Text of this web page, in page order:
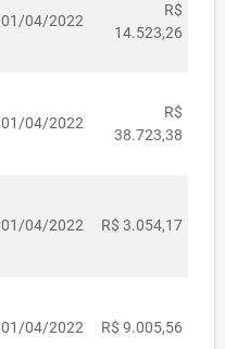
01/04/2022
R$
14.523,26
01/04/2022
R$
38.723,38
01/04/2022 R$ 3.054,17
01/04/2022 R$ 9.005,56